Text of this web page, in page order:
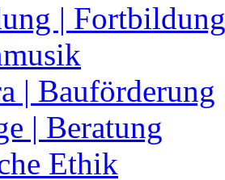
| Fortbildung
| Bauförderung
| Beratung
Ethik